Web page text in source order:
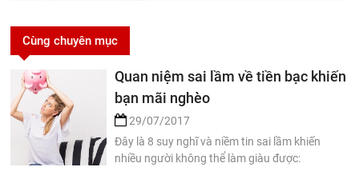
Cùng chuyên mục
Quan niệm sai lầm về tiền bạc khiến
bạn mãi nghèo
29/07/2017
Đây là 8 suy nghĩ và niềm tin sai lầm khiến
nhiều người không thể làm giàu được: